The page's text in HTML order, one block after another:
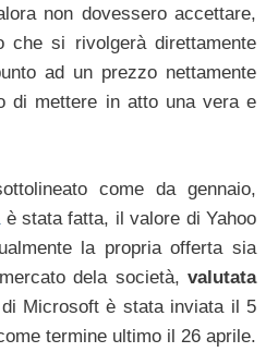
non dovessero accettare,
che si rivolgerà direttamente
ad un prezzo nettamente
di mettere in atto una vera e
come da gennaio,
è stata fatta, il valore di Yahoo
la propria offerta sia
dela società, valutata
Microsoft è stata inviata il 5
termine ultimo il 26 aprile.